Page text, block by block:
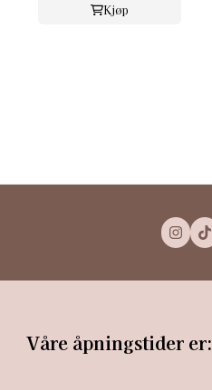
Kjøp
Våre åpningstider er: